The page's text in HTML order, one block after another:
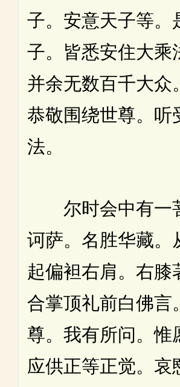
子。安意天子等。
子。皆悉安住大乘
并余无数百千大众
恭敬围绕世尊。听
法。
尔时会中有一
诃萨。名胜华藏。
起偏袒右肩。右膝
合掌顶礼前白佛言
尊。我有所问。惟
应供正等正觉。哀